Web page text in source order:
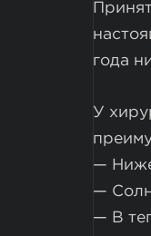
года
У
— Ниже
—
— В